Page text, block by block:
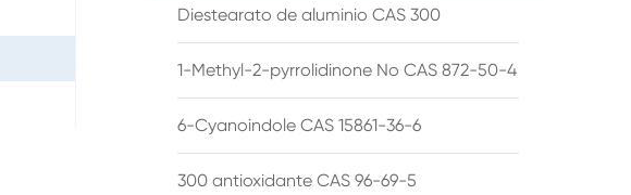
Diestearato de aluminio CAS 300
1-Methyl-2-pyrrolidinone No CAS 872-50-4
6-Cyanoindole CAS 15861-36-6
300 antioxidante CAS 96-69-5